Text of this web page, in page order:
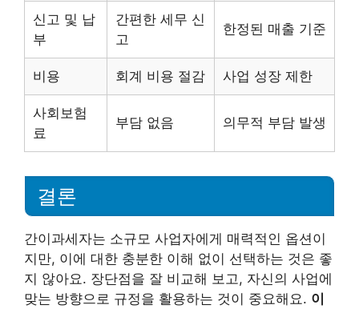
신고 및 납
부
간편한 세무 신
고
한정된 매출 기준
비용 회계 비용 절감 사업 성장 제한
사회보험
료
부담 없음 의무적 부담 발생
결론
간이과세자는 소규모 사업자에게 매력적인 옵션이
지만, 이에 대한 충분한 이해 없이 선택하는 것은 좋
지 않아요. 장단점을 잘 비교해 보고, 자신의 사업에
맞는 방향으로 규정을 활용하는 것이 중요해요. 이